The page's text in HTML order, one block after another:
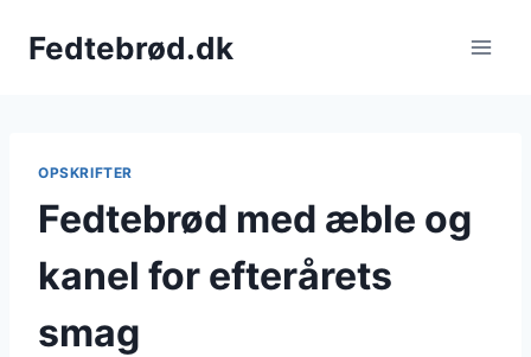
Fedtebrød.dk
OPSKRIFTER
Fedtebrød med æble og
kanel for efterårets
smag